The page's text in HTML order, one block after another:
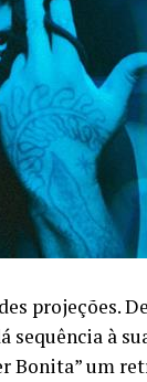
projeções.
sequência à
Bonita” um